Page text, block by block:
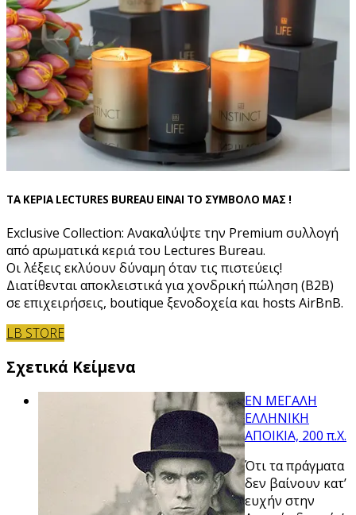
ΤΑ ΚΕΡΙΑ LECTURES BUREAU ΕΙΝΑΙ ΤΟ ΣΥΜΒΟΛΟ ΜΑΣ !
Exclusive Collection: Ανακαλύψτε την Premium συλλογή
από αρωματικά κεριά του Lectures Bureau.
Οι λέξεις εκλύουν δύναμη όταν τις πιστεύεις!
Διατίθενται αποκλειστικά για χονδρική πώληση (B2B)
σε επιχειρήσεις, boutique ξενοδοχεία και hosts AirBnB.
LB STORE
Σχετικά Κείμενα
ΕΝ ΜΕΓΑΛΗ
ΕΛΛΗΝΙΚΗ
ΑΠΟΙΚΙΑ, 200 π.Χ.
Ότι τα πράγματα
δεν βαίνουν κατ’
ευχήν στην